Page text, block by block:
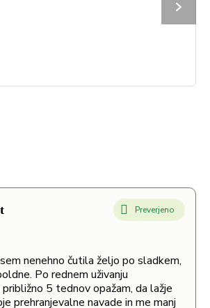
Preverjeno
nenehno čutila željo po sladkem,
Po rednem uživanju
5 tednov opažam, da lažje
prehranjevalne navade in me manj